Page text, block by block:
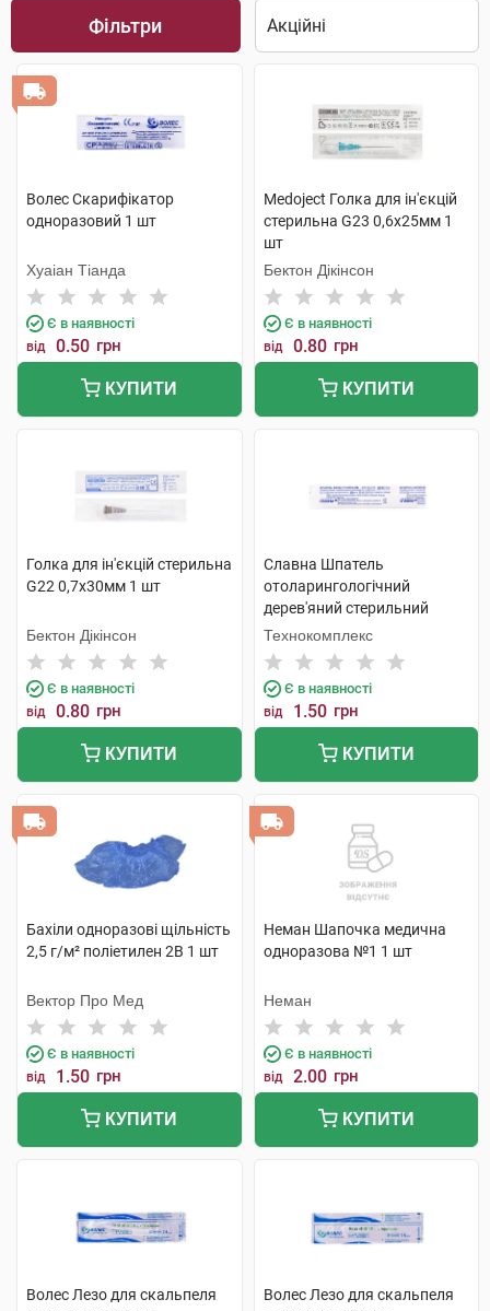
Інструменти для анестезії
Кільця маткові
Медичні інструменти
Одноразовий медичний одяг
Пристрої для дренування порожнин
Рентгенівська плівка
Товари для урології
Трубки газовідвідні
Хірургічний шовний матеріал
Шприц-ручки
Фільтри
Волес Скарифікатор
одноразовий 1 шт
Хуаіан Тіанда
Є в наявності
від 0.50 грн
КУПИТИ
Medoject Голка для ін'єкцій
стерильна G23 0,6х25мм 1
шт
Бектон Дікінсон
Є в наявності
від 0.80 грн
КУПИТИ
Голка для ін'єкцій стерильна
G22 0,7х30мм 1 шт
Бектон Дікінсон
Є в наявності
від 0.80 грн
КУПИТИ
Славна Шпатель
отоларингологічний
дерев'яний стерильний
1240101 1 шт
Технокомплекс
Є в наявності
від 1.50 грн
КУПИТИ
Бахіли одноразові щільність
2,5 г/м² поліетилен 2В 1 шт
Вектор Про Мед
Є в наявності
від 1.50 грн
КУПИТИ
Неман Шапочка медична
одноразова №1 1 шт
Неман
Є в наявності
від 2.00 грн
КУПИТИ
Волес Лезо для скальпеля
Волес Лезо для скальпеля